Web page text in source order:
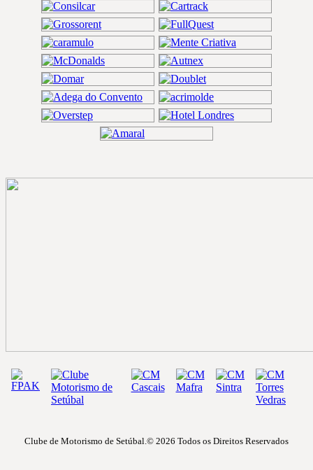
Clube de Motorismo de Setúbal.© 2026 Todos os Direitos Reservados